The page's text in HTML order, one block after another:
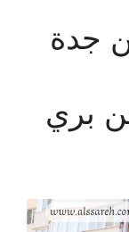
جدة
شحن بري